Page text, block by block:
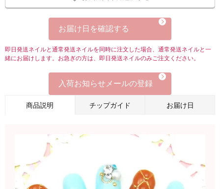
お届け日を確認する
即日発送ネイルと通常発送ネイルを同時に注文した場合、通常発送ネイルと一
緒にお届けします。お急ぎの方は、即日発送ネイルのみご注文ください。
入荷お知らせメールの登録
商品説明 チップガイド お届け日